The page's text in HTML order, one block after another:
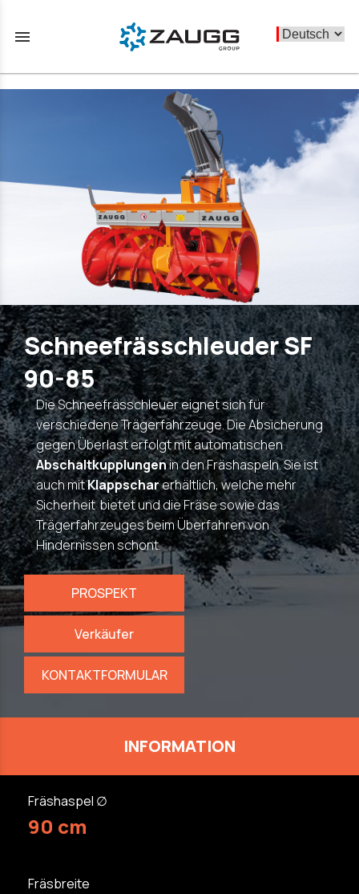
menu
Schneefrässchleuder SF
90-85
Die Schneefrässchleuer eignet sich für
verschiedene Trägerfahrzeuge. Die Absicherung
gegen Überlast erfolgt mit automatischen
Abschaltkupplungenin den Fräshaspeln. Sie ist
auch mitKlappscharerhältlich, welche mehr
Sicherheit bietet und die Fräse sowie das
Trägerfahrzeuges beim Überfahren von
Hindernissen schont.
PROSPEKT
Verkäufer
KONTAKTFORMULAR
INFORMATION
Fräshaspel ∅
90 cm
Fräsbreite